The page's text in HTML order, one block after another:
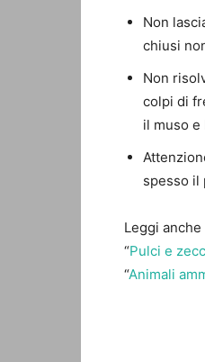
Non
chiusi
Non
colpi di
il muso
spesso il
Leggi anche
“Pulci e
“Animali